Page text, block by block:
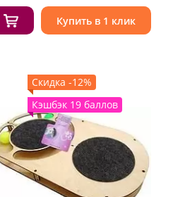
Купить в 1 клик
Скидка -12%
Кэшбэк 19 баллов